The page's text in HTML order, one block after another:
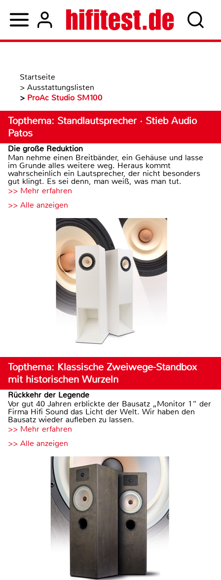
Startseite
> Ausstattungslisten
> ProAc Studio SM100
Topthema: Standlautsprecher · Stieb Audio
Patos
Die große Reduktion
Man nehme einen Breitbänder, ein Gehäuse und lasse
im Grunde alles weitere weg. Heraus kommt
wahrscheinlich ein Lautsprecher, der nicht besonders
gut klingt. Es sei denn, man weiß, was man tut.
>> Mehr erfahren
>> Alle anzeigen
Topthema: Klassische Zweiwege-Standbox
mit historischen Wurzeln
Rückkehr der Legende
Vor gut 40 Jahren erblickte der Bausatz „Monitor 1“ der
Firma Hifi Sound das Licht der Welt. Wir haben den
Bausatz wieder aufleben zu lassen.
>> Mehr erfahren
>> Alle anzeigen